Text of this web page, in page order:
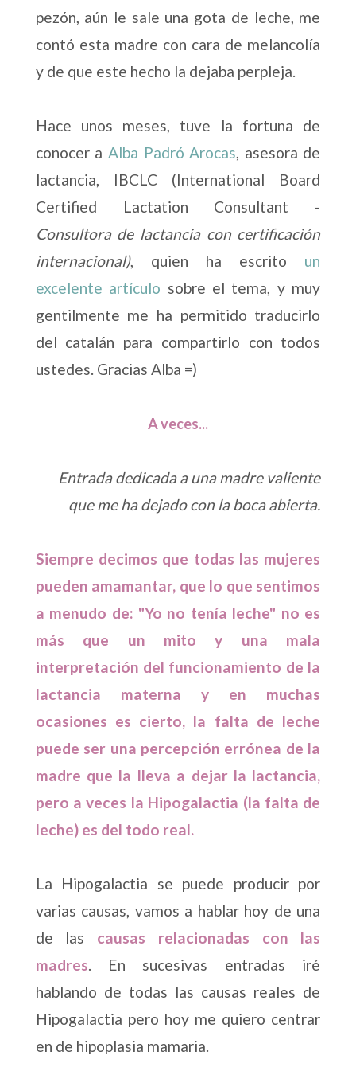
pezón, aún le sale una gota de leche, me
contó esta madre con cara de melancolía
y de que este hecho la dejaba perpleja.
Hace unos meses, tuve la fortuna de
conocer a Alba Padró Arocas, asesora de
lactancia, IBCLC (International Board
Certified Lactation Consultant -
Consultora de lactancia con certificación
internacional), quien ha escrito un
excelente artículo sobre el tema, y muy
gentilmente me ha permitido traducirlo
del catalán para compartirlo con todos
ustedes. Gracias Alba =)
A veces...
Entrada dedicada a una madre valiente
que me ha dejado con la boca abierta.
Siempre decimos que todas las mujeres
pueden amamantar, que lo que sentimos
a menudo de: "Yo no tenía leche" no es
más que un mito y una mala
interpretación del funcionamiento de la
lactancia materna y en muchas
ocasiones es cierto, la falta de leche
puede ser una percepción errónea de la
madre que la lleva a dejar la lactancia,
pero a veces la Hipogalactia (la falta de
leche) es del todo real.
La Hipogalactia se puede producir por
varias causas, vamos a hablar hoy de una
de las causas relacionadas con las
madres. En sucesivas entradas iré
hablando de todas las causas reales de
Hipogalactia pero hoy me quiero centrar
en de hipoplasia mamaria.